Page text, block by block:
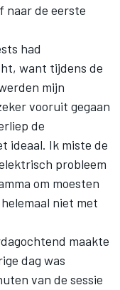
naar de eerste
had
want tijdens de
mijn
vooruit gegaan
de
ideaal. Ik miste de
probleem
om moesten
niet met
maakte
dag was
van de sessie